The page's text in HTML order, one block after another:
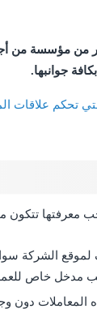
من مؤسسة من
جوانبها.
تحكم علاقات
تتكون
لموقع الشركة
مدخل خاص
المعاملات